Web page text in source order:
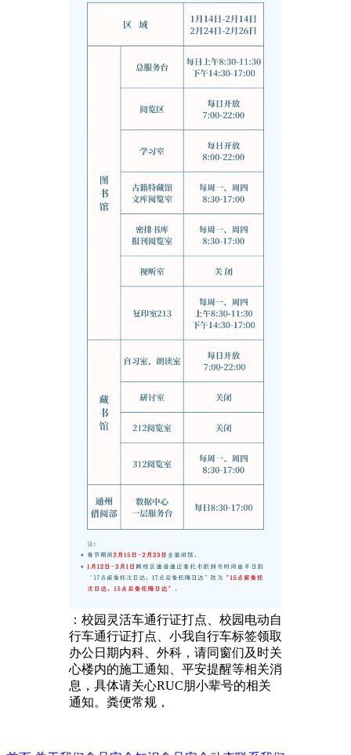
：校园灵活车通行证打点、校园电动自
行车通行证打点、小我自行车标签领取
办公日期内科、外科，请同窗们及时关
心楼内的施工通知、平安提醒等相关消
息，具体请关心RUC朋小辈号的相关
通知。粪便常规，